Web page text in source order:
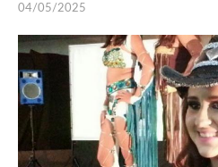
04/05/2025